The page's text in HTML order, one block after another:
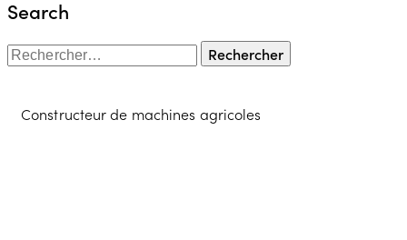
Search
Constructeur de machines agricoles